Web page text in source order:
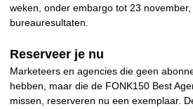
weken, onder embargo tot 23
bureauresultaten.
Reserveer je nu
Marketeers en agencies die geen
hebben, maar die de FONK150 Best
missen, reserveren nu een exemplaar.